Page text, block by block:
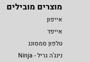
מוצרים מובילים
אייפון
אייפד
טלפון סמסונג
נינג'ה גריל - Ninja